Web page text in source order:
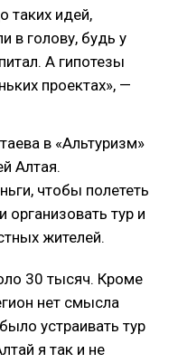
таких идей,
в голову, будь у
А гипотезы
проектах», —
в «Альтуризм»
Алтая.
чтобы полететь
организовать тур и
жителей.
30 тысяч. Кроме
нет смысла
устраивать тур
я так и не